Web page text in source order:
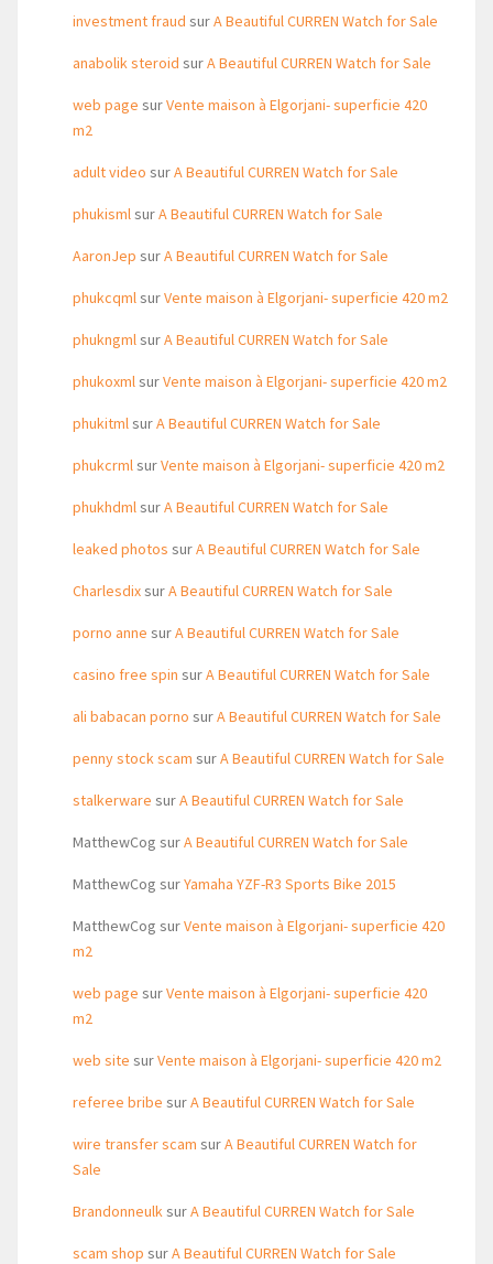
investment fraud surA Beautiful CURREN Watch for Sale
anabolik steroid surA Beautiful CURREN Watch for Sale
web page surVente maison à Elgorjani- superficie 420
m2
adult video surA Beautiful CURREN Watch for Sale
phukismlsurA Beautiful CURREN Watch for Sale
AaronJep surA Beautiful CURREN Watch for Sale
phukcqmlsurVente maison à Elgorjani- superficie 420 m2
phukngmlsurA Beautiful CURREN Watch for Sale
phukoxmlsurVente maison à Elgorjani- superficie 420 m2
phukitmlsurA Beautiful CURREN Watch for Sale
phukcrmlsurVente maison à Elgorjani- superficie 420 m2
phukhdmlsurA Beautiful CURREN Watch for Sale
leaked photos surA Beautiful CURREN Watch for Sale
CharlesdixsurA Beautiful CURREN Watch for Sale
porno anne surA Beautiful CURREN Watch for Sale
casino free spin surA Beautiful CURREN Watch for Sale
ali babacan porno surA Beautiful CURREN Watch for Sale
penny stock scam surA Beautiful CURREN Watch for Sale
stalkerware surA Beautiful CURREN Watch for Sale
MatthewCog surA Beautiful CURREN Watch for Sale
MatthewCog surYamaha YZF-R3 Sports Bike 2015
MatthewCog surVente maison à Elgorjani- superficie 420
m2
web page surVente maison à Elgorjani- superficie 420
m2
web site surVente maison à Elgorjani- superficie 420 m2
referee bribe surA Beautiful CURREN Watch for Sale
wire transfer scam surA Beautiful CURREN Watch for
Sale
BrandonneulksurA Beautiful CURREN Watch for Sale
scam shop surA Beautiful CURREN Watch for Sale